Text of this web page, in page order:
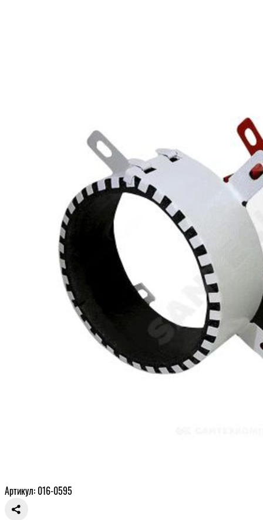
Артикул: 016-0595